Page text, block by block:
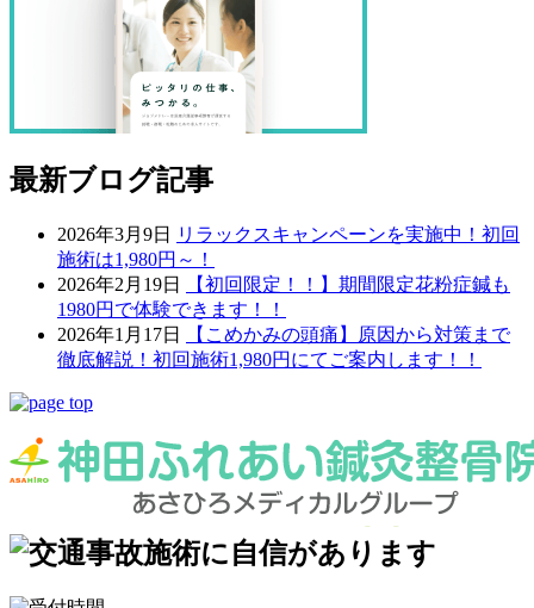
最新ブログ記事
2026年3月9日
リラックスキャンペーンを実施中！初回
施術は1,980円～！
2026年2月19日
【初回限定！！】期間限定花粉症鍼も
1980円で体験できます！！
2026年1月17日
【こめかみの頭痛】原因から対策まで
徹底解説！初回施術1,980円にてご案内します！！